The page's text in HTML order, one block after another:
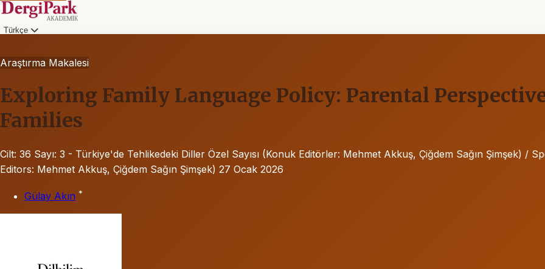
Türkçe
Araştırma Makalesi
Exploring Family Language Policy: Parental
Families
Cilt: 36 Sayı: 3 - Türkiye'de Tehlikedeki Diller Özel Sayısı (Konuk Editörler: Mehmet Akkuş, Çiğdem Sağın Şimşek) /
Editors: Mehmet Akkuş, Çiğdem Sağın Şimşek) 27 Ocak 2026
Gülay Akın *